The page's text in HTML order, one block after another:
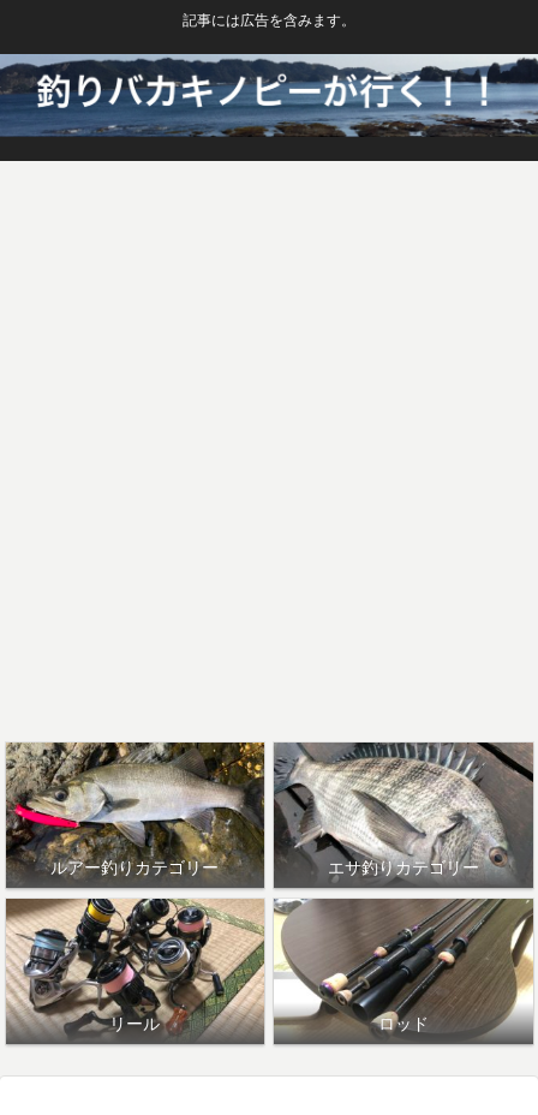
記事には広告を含みます。
ルアー釣りカテゴリー エサ釣りカテゴリー
リール ロッド